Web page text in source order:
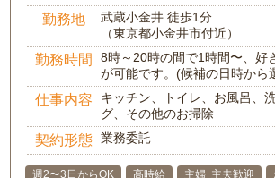
勤務地
武蔵小金井 徒歩1分
（東京都小金井市付近）
勤務時間
8時～20時の間で1時間〜、好
が可能です。(候補の日時から
仕事内容
キッチン、トイレ、お風呂、
グ、その他のお掃除
契約形態 業務委託
週2〜3日からOK 高時給 主婦･主夫歓迎